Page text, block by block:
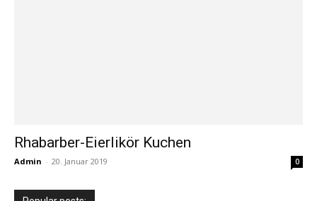
Rhabarber-Eierlikör Kuchen
Admin - 20. Januar 2019 0